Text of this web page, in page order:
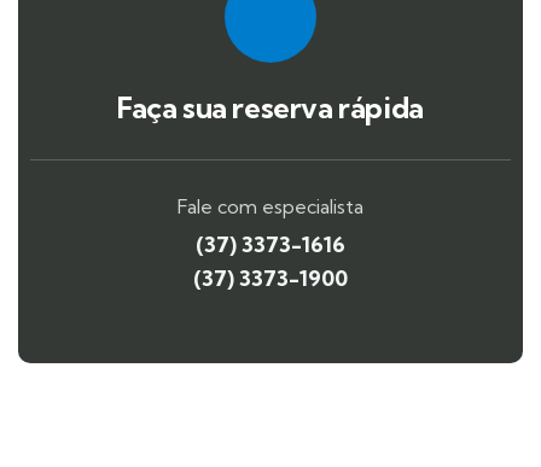
Faça sua reserva rápida
Fale com especialista
(37) 3373-1616
(37) 3373-1900